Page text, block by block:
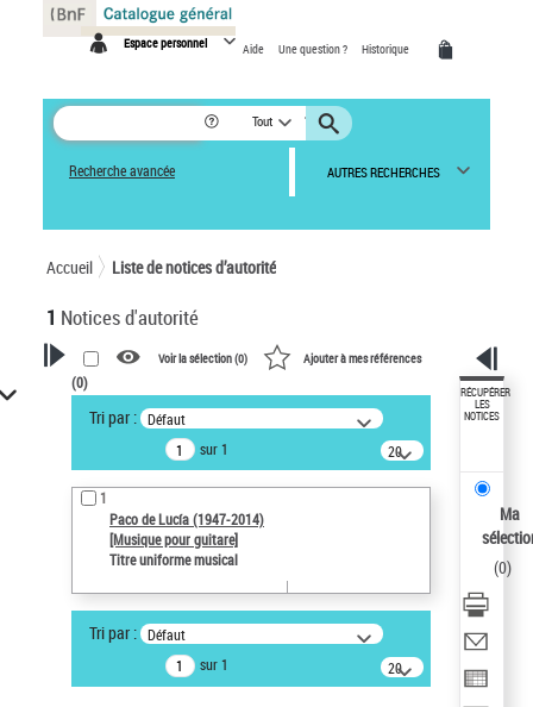
Espace personnel Aide Une question ? Historique
Tout
Recherche avancée AUTRES RECHERCHES
Accueil Liste de notices d’autorité
1 Notices d'autorité
VOTRE RECHERCHE
Recherche avancée dans les
notices d’autorité
Œuvres liées à l'auteur :
Paco de Lucía (1947-2014)
Statut de la notice d’autorité
Type de notice d'autorité
Voir la sélection (0) Ajouter à mes références
(0)
Tri par : Défaut
sur 1
20
résultats/page
1
Paco de Lucía (1947-2014)
[Musique pour guitare]
Titre uniforme musical
Tri par : Défaut
sur 1
20
résultats/page
RÉCUPÉRER
LES
NOTICES
Ma
(0)
Panneau de gestion des cookies